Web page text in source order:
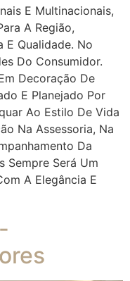
E Multinacionais,
A Região,
E Qualidade. No
Do Consumidor.
Decoração De
E Planejado Por
Ao Estilo De Vida
Na Assessoria, Na
Da
Sempre Será Um
A Elegância E